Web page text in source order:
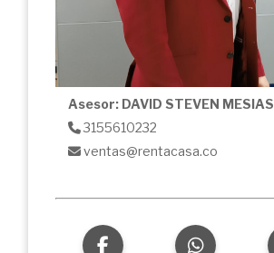
Asesor: DAVID STEVEN MESIAS
3155610232
ventas@rentacasa.co